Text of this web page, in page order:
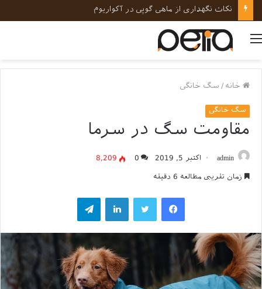
نکات نگهداری از ماهی گوپی در آکواریوم
منو
خانه / سگ خانگی
سگ خانگی
مقاومت سگ در سرما
admin اکتبر 5, 2019 0
8,209
زمان تقریبی مطالعه 6 دقیقه
فیسبوکتوییتر لینکداینتلگرام